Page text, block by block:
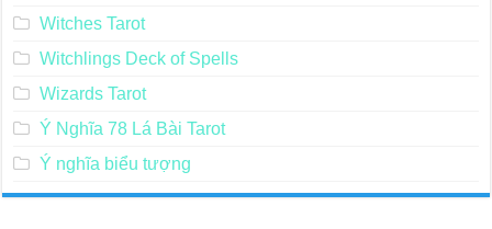
Witches Tarot
Witchlings Deck of Spells
Wizards Tarot
Ý Nghĩa 78 Lá Bài Tarot
Ý nghĩa biểu tượng